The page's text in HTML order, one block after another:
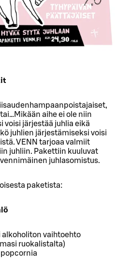
aihe ei ole niin
voisi järjestää juhlia eikä
juhlien järjestämiseksi voisi
VENN tarjoaa valmiit
juhliin. Pakettiin kuuluvat
juhlasomistus.
paketista:
alkoholiton vaihtoehto
ruokalistalta)